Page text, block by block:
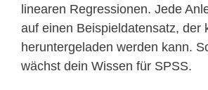
linearen Regressionen. Jede
auf einen Beispieldatensatz, der
heruntergeladen werden kann.
wächst dein Wissen für SPSS.